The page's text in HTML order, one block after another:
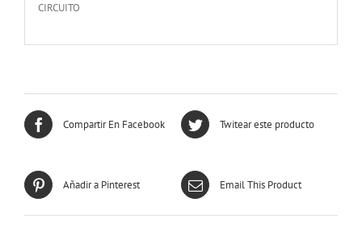
CIRCUITO
Compartir En Facebook Twitear este producto
Añadir a Pinterest Email This Product